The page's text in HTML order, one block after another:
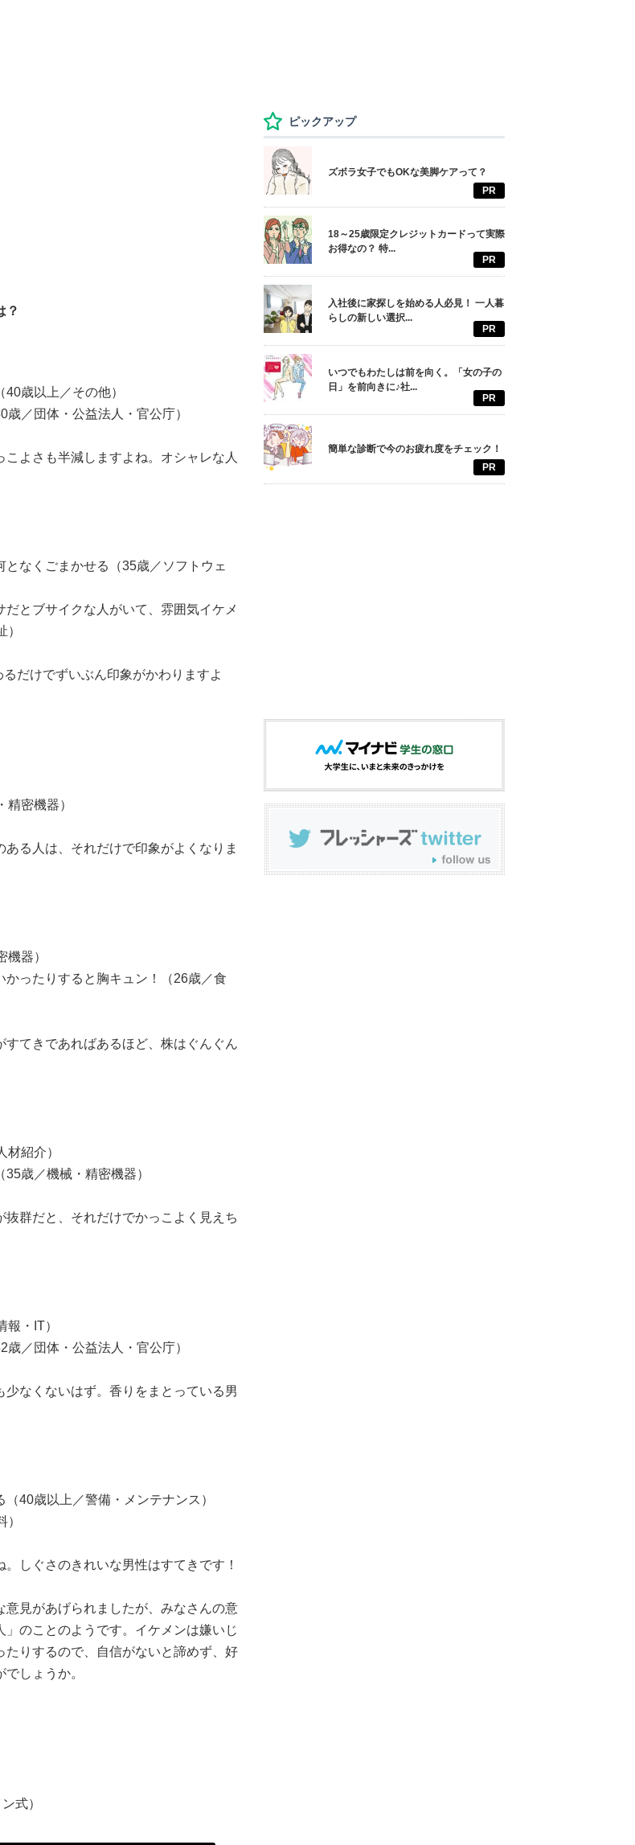
？
歳以上／その他）
／団体・公益法人・官公庁）
よさも半減しますよね。オシャレな人
となくごまかせる（35歳／ソフトウェ
とブサイクな人がいて、雰囲気イケメ
だけでずいぶん印象がかわりますよ
密機器）
る人は、それだけで印象がよくなりま
器）
かったりすると胸キュン！（26歳／食
てきであればあるほど、株はぐんぐん
紹介）
歳／機械・精密機器）
群だと、それだけでかっこよく見えち
・IT）
／団体・公益法人・官公庁）
なくないはず。香りをまとっている男
40歳以上／警備・メンテナンス）
しぐさのきれいな男性はすてきです！
見があげられましたが、みなさんの意
のことのようです。イケメンは嫌いじ
りするので、自信がないと諦めず、好
しょうか。
式）
ピックアップ
ズボラ女子でもOKな美脚ケアって？
PR
18～25歳限定クレジットカードって実際
お得なの？ 特...
PR
入社後に家探しを始める人必見！ 一人暮
らしの新しい選択...
PR
いつでもわたしは前を向く。「女の子の
日」を前向きに♪社...
PR
簡単な診断で今のお疲れ度をチェック！
PR